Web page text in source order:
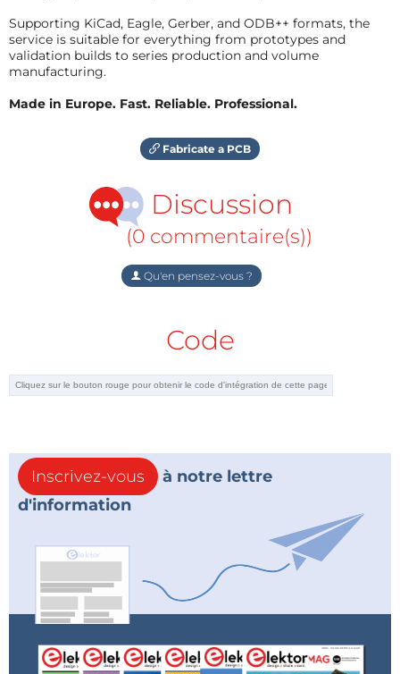
Supporting KiCad, Eagle, Gerber, and ODB++ formats, the
service is suitable for everything from prototypes and
validation builds to series production and volume
manufacturing.
Made in Europe. Fast. Reliable. Professional.
Fabricate a PCB
Discussion
(0 commentaire(s))
Qu'en pensez-vous ?
Code
Inscrivez-vous
à notre lettre
d'information